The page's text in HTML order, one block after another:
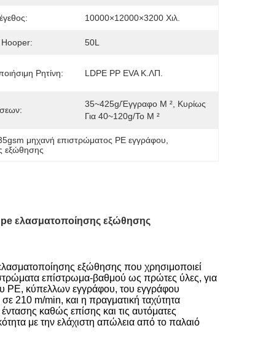
10000×12000×3200 Χιλ.
50L
Ρητίνη: LDPE PP EVA Κ.ΛΠ.
35~425g/έγγραφο Μ ², Κυρίως
Για 40~120g/το Μ ²
μηχανή επιστρώματος PE εγγράφου
εξώθησης
ελασματοποίησης εξώθησης
εξώθησης που χρησιμοποιεί
επίστρωμα-βαθμού ως πρώτες ύλες, για
PE, κύπελλων εγγράφου, του εγγράφου
210 m/min, και η πραγματική ταχύτητα
καθώς επίσης και τις αυτόματες
με την ελάχιστη απώλεια από το παλαιό